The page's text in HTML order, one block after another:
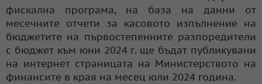
фискална програма, на база на данни от
месечните отчети за касовото изпълнение на
бюджетите на първостепенните разпоредители
с бюджет към юни 2024 г. ще бъдат публикувани
на интернет страницата на Министерството на
финансите в края на месец юли 2024 година.